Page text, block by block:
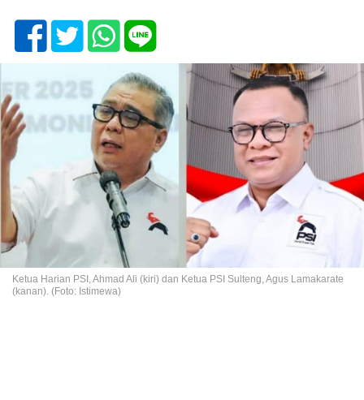
Ketua Harian PSI, Ahmad Ali (kiri) dan Ketua PSI Sulteng, Agus Lamakarate
(kanan). (Foto: Istimewa)